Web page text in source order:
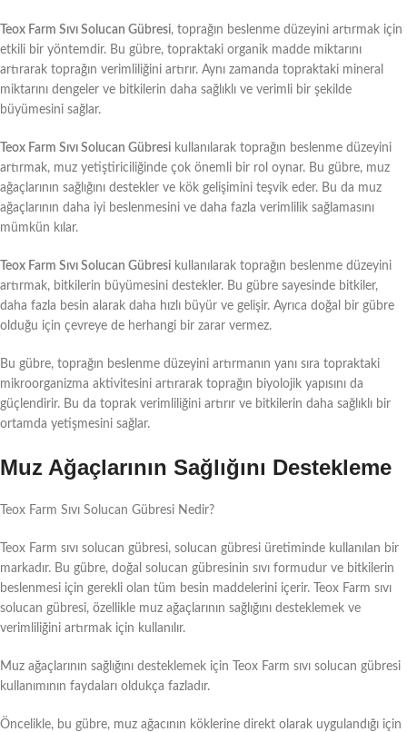
Teox Farm Sıvı Solucan Gübresi, toprağın beslenme düzeyini artırmak için
etkili bir yöntemdir. Bu gübre, topraktaki organik madde miktarını
artırarak toprağın verimliliğini artırır. Aynı zamanda topraktaki mineral
miktarını dengeler ve bitkilerin daha sağlıklı ve verimli bir şekilde
büyümesini sağlar.
Teox Farm Sıvı Solucan Gübresi kullanılarak toprağın beslenme düzeyini
artırmak, muz yetiştiriciliğinde çok önemli bir rol oynar. Bu gübre, muz
ağaçlarının sağlığını destekler ve kök gelişimini teşvik eder. Bu da muz
ağaçlarının daha iyi beslenmesini ve daha fazla verimlilik sağlamasını
mümkün kılar.
Teox Farm Sıvı Solucan Gübresi kullanılarak toprağın beslenme düzeyini
artırmak, bitkilerin büyümesini destekler. Bu gübre sayesinde bitkiler,
daha fazla besin alarak daha hızlı büyür ve gelişir. Ayrıca doğal bir gübre
olduğu için çevreye de herhangi bir zarar vermez.
Bu gübre, toprağın beslenme düzeyini artırmanın yanı sıra topraktaki
mikroorganizma aktivitesini artırarak toprağın biyolojik yapısını da
güçlendirir. Bu da toprak verimliliğini artırır ve bitkilerin daha sağlıklı bir
ortamda yetişmesini sağlar.
Muz Ağaçlarının Sağlığını Destekleme
Teox Farm Sıvı Solucan Gübresi Nedir?
Teox Farm sıvı solucan gübresi, solucan gübresi üretiminde kullanılan bir
markadır. Bu gübre, doğal solucan gübresinin sıvı formudur ve bitkilerin
beslenmesi için gerekli olan tüm besin maddelerini içerir. Teox Farm sıvı
solucan gübresi, özellikle muz ağaçlarının sağlığını desteklemek ve
verimliliğini artırmak için kullanılır.
Muz ağaçlarının sağlığını desteklemek için Teox Farm sıvı solucan gübresi
kullanımının faydaları oldukça fazladır.
Öncelikle, bu gübre, muz ağacının köklerine direkt olarak uygulandığı için